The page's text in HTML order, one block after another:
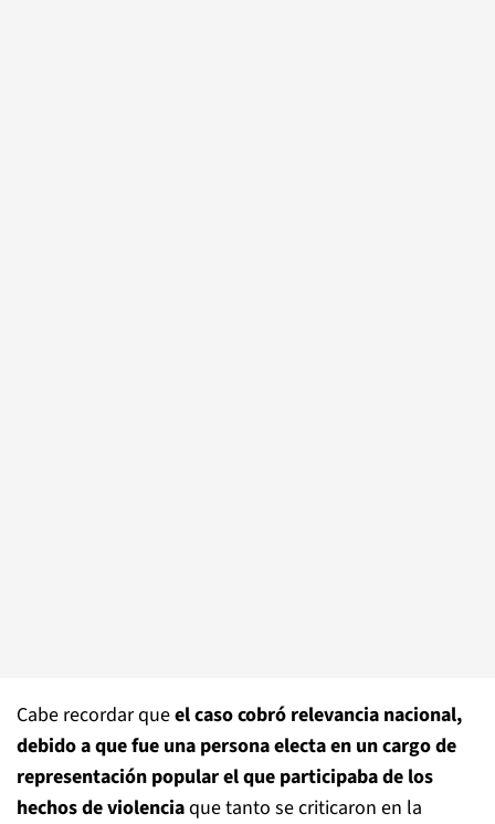
Cabe recordar queel caso cobró relevancia nacional,
debido a que fue una persona electa en un cargo de
representación popular el que participaba de los
hechos de violenciaque tanto se criticaron en la